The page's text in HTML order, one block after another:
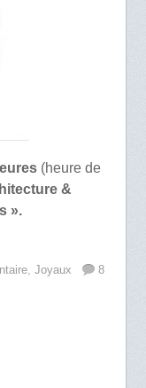
(heure de
&
».
, Joyaux
8